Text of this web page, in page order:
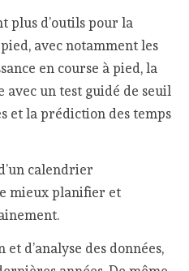
plus d’outils pour la
avec notamment les
en course à pied, la
un test guidé de seuil
et la prédiction des temps
calendrier
mieux planifier et
d’analyse des données,